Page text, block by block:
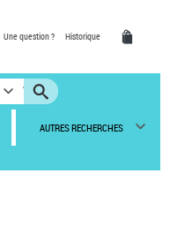
Une question ? Historique
AUTRES RECHERCHES